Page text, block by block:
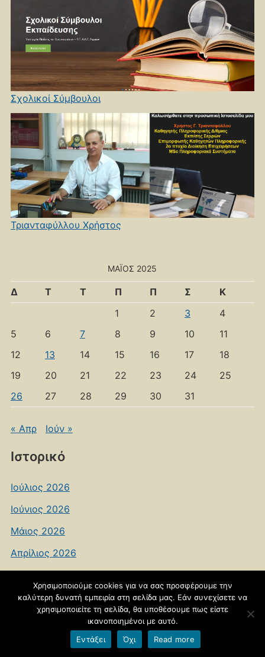
Σχολικοί Σύμβουλοι
Τριανταφύλλου Χρήστος
ΜΆΙΟΣ 2025
Δ Τ Τ Π Π Σ
Κ
1
2 3
4
5
6 7 8 9 10
11
12
13 14 15 16 17
18
19
20 21 22 23 24
25
26
27 28 29 30 31
« Απρ Ιούν »
Ιστορικό
Ιούλιος 2026
Ιούνιος 2026
Μάιος 2026
Απρίλιος 2026
Μάρτιος 2026
Φεβρουάριος 2026
Δεκέμβριος 2025
Χρησιμοποιούμε cookies για να σας προσφέρουμε την
καλύτερη δυνατή εμπειρία στη σελίδα μας. Εάν συνεχίσετε να
χρησιμοποιείτε τη σελίδα, θα υποθέσουμε πως είστε
ικανοποιημένοι με αυτό.
Εντάξει
Όχι Read more